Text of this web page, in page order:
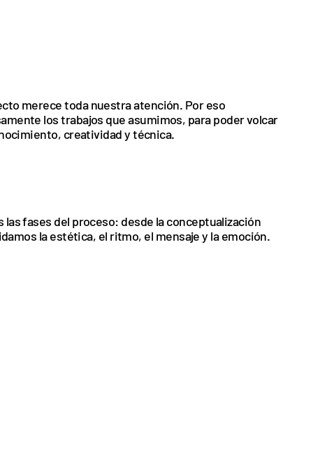
las fases del proceso: desde la conceptualización
la estética, el ritmo, el mensaje y la emoción.
merece toda nuestra atención. Por eso
los trabajos que asumimos, para poder volcar
creatividad y técnica.